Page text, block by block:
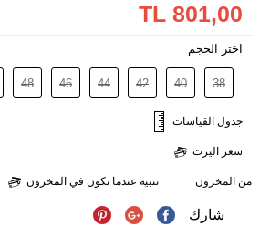
801,00 TL
اختر الحجم
38
40
42
44
46
48
جدول القياسات
سعر اليرت
من المخزون تنبيه عندما تكون في المخزون
شارك